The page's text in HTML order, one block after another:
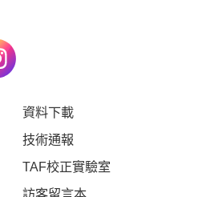
資料下載
技術通報
TAF校正實驗室
訪客留言本